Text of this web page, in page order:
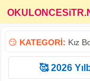
😏 KATEGORİ: Kız
🥰 2026